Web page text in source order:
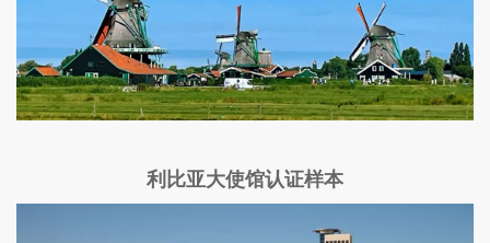
利比亚大使馆认证样本